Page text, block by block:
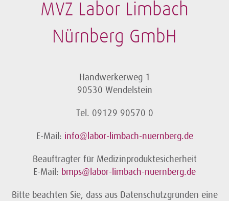
MVZ Labor Limbach
Nürnberg GmbH
Handwerkerweg 1
90530 Wendelstein
Tel. 09129 90570 0
E-Mail: info@labor-limbach-nuernberg.de
Beauftragter für Medizinproduktesicherheit
E-Mail: bmps@labor-limbach-nuernberg.de
Bitte beachten Sie, dass aus Datenschutzgründen eine